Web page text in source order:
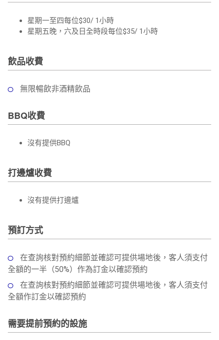
星期一至四每位$30/ 1小時
星期五晚，六及日全時段每位$35/ 1小時
飲品收費
無限暢飲非酒精飲品
BBQ收費
沒有提供BBQ
打邊爐收費
沒有提供打邊爐
預訂方式
在查詢核對預約細節並確認可提供場地後，客人須支付
全額的一半（50%）作為訂金以確認預約
在查詢核對預約細節並確認可提供場地後，客人須支付
全額作訂金以確認預約
需要提前預約的設施